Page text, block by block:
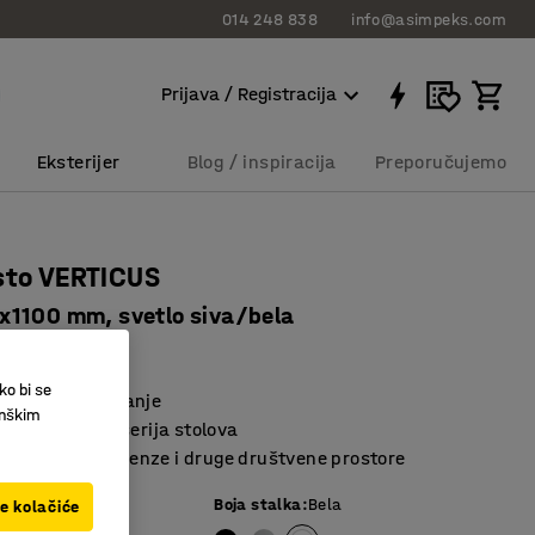
014 248 838 info@asimpeks.com
Prijava / Registracija
Eksterijer Blog / inspiracija Preporučujemo
VERTICUS
mm, svetlo siva/bela
lak za održavanje
i izdržljiva serija stolova
za sastanke, menze i druge društvene prostore
siva Boja stalka:Bela
bi se
kolačiće